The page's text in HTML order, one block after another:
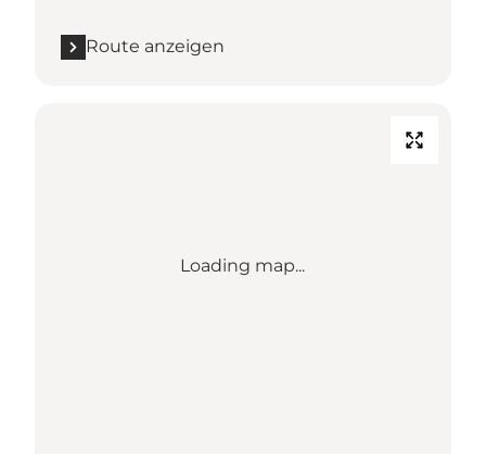
Route anzeigen
Loading map...